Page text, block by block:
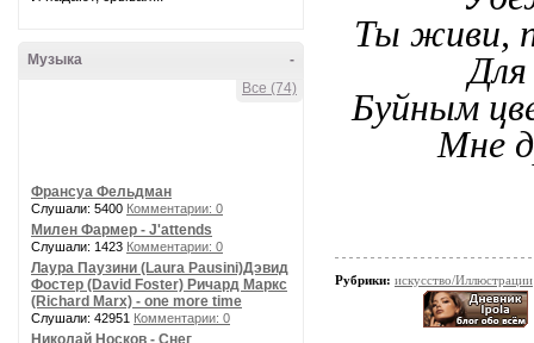
-
Музыка
Все (74)
Франсуа Фельдман
Слушали: 5400 Комментарии: 0
Милен Фармер - J'attends
Слушали: 1423 Комментарии: 0
Лаура Паузини (Laura Pausini)Дэвид
Фостер (David Foster) Ричард Маркс
(Richard Marx) - one more time
Слушали: 42951 Комментарии: 0
Николай Носков - Снег
Ты живи,
Буйным
Мне
Рубрики: искусство/Иллюстрации